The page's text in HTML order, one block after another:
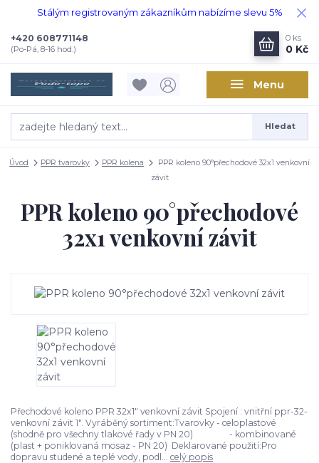
Stálým registrovaným zákazníkům nabízíme slevu 5%
Menu
Hledat
+420 608771148
(Po-Pá, 8-16 hod.)
0 ks
0 Kč
Úvod PPR tvarovky PPR kolena
PPR koleno 90°přechodové 32x1 venkovní
závit
PPR koleno 90°přechodové
32x1 venkovní závit
Přechodové koleno PPR 32x1" venkovní závit Spojení : vnitřní ppr-32-
venkovní závit 1". Vyráběný sortiment:Tvarovky - celoplastové
(shodně pro všechny tlakové řady v PN 20) - kombinované
(plast + poniklovaná mosaz - PN 20) Deklarované použití:Pro
dopravu studené a teplé vody, podl... celý popis